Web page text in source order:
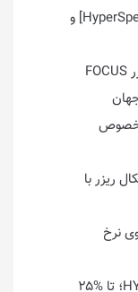
قابلیت استفاده به صورت بی سیم [HyperSpeed] و
استفاده از حسگر اُپتیکال انحصاری ریزر FOCUS
بخصوص
ریزر با
نرخ
مجهز به فناوری بی سیم HYPERSPEED؛ تا %۲۵